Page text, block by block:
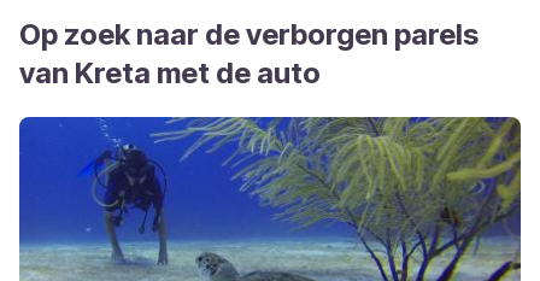
Op zoek naar de verborgen parels
van Kreta met de auto